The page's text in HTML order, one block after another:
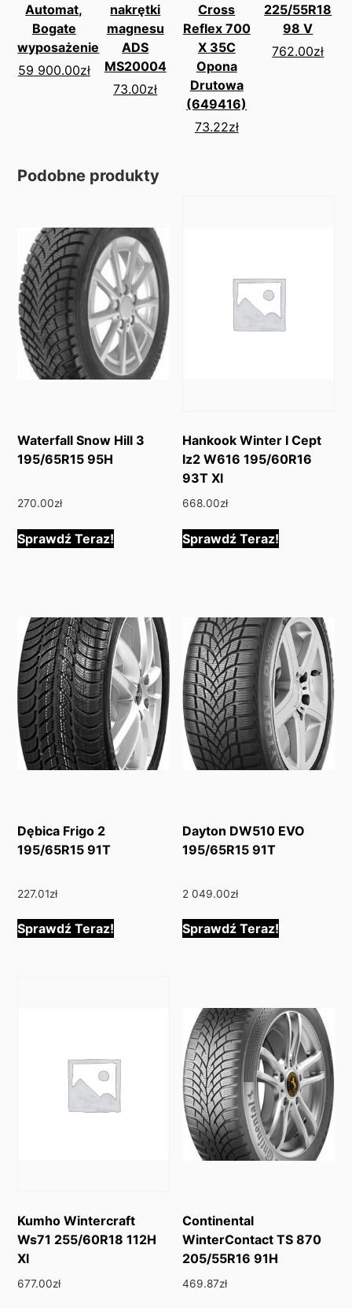
Automat,
Bogate
wyposażenie
59 900.00zł
nakrętki
magnesu
ADS
MS20004
73.00zł
Cross
Reflex 700
X 35C
Opona
Drutowa
(649416)
73.22zł
225/55R18
98 V
762.00zł
Podobne produkty
Waterfall Snow Hill 3
195/65R15 95H
270.00zł
Sprawdź Teraz!
Hankook Winter I Cept
Iz2 W616 195/60R16
93T Xl
668.00zł
Sprawdź Teraz!
Dębica Frigo 2
195/65R15 91T
227.01zł
Sprawdź Teraz!
Dayton DW510 EVO
195/65R15 91T
2 049.00zł
Sprawdź Teraz!
Kumho Wintercraft
Ws71 255/60R18 112H
Xl
677.00zł
Continental
WinterContact TS 870
205/55R16 91H
469.87zł